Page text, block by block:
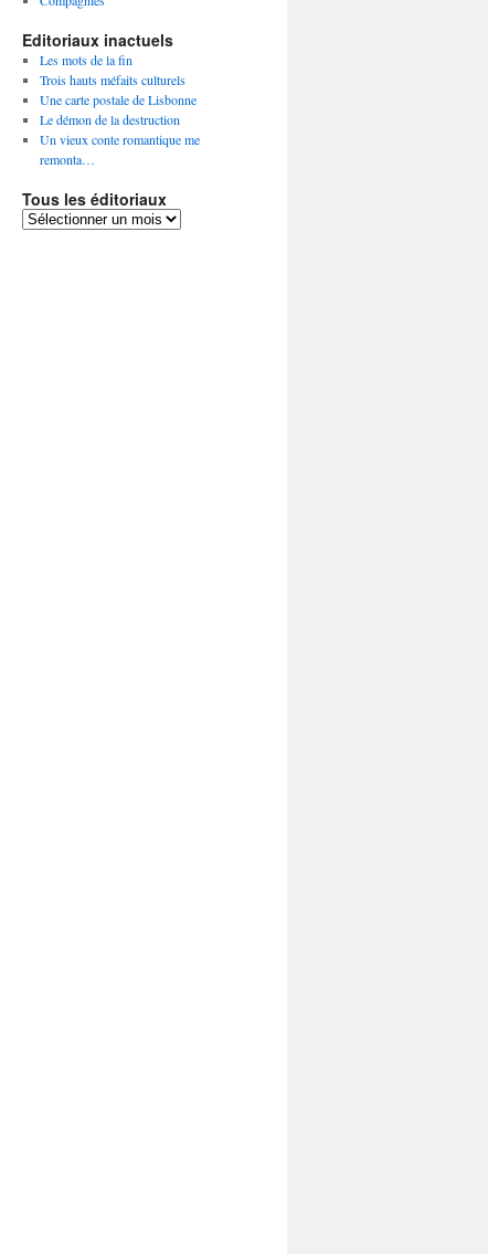
Editoriaux inactuels
Les mots de la fin
Trois hauts méfaits culturels
Une carte postale de Lisbonne
Le démon de la destruction
Un vieux conte romantique me
remonta…
Tous les éditoriaux
Tous